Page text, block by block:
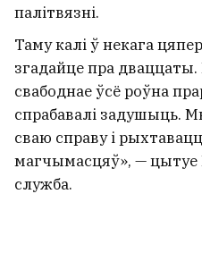
палітвязні.
Таму калі ў некага
згадайце пра
свабоднае ўсё роўна
спрабавалі задушыць.
сваю справу і
магчымасцяў», — цытуе
служба.